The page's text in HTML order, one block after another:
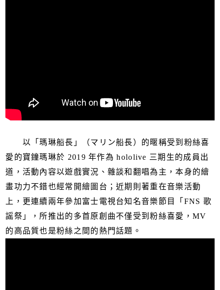
以「瑪琳船長」（マリン船長）的暱稱受到粉絲喜
愛的寶鐘瑪琳於 2019 年作為 hololive 三期生的成員出
道，活動內容以遊戲實況、雜談和翻唱為主，本身的繪
畫功力不錯也經常開繪圖台；近期則著重在音樂活動
上，更連續兩年參加富士電視台知名音樂節目「FNS 歌
謡祭」，所推出的多首原創曲不僅受到粉絲喜愛，MV
的高品質也是粉絲之間的熱門話題。